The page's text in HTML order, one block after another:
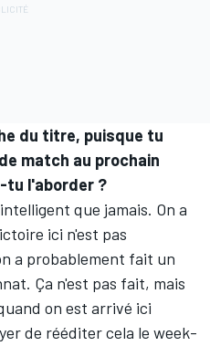
du titre, puisque tu
match au prochain
tu l'aborder ?
que jamais. On a
ici n'est pas
a probablement fait un
Ça n'est pas fait, mais
on est arrivé ici
de rééditer cela le week-